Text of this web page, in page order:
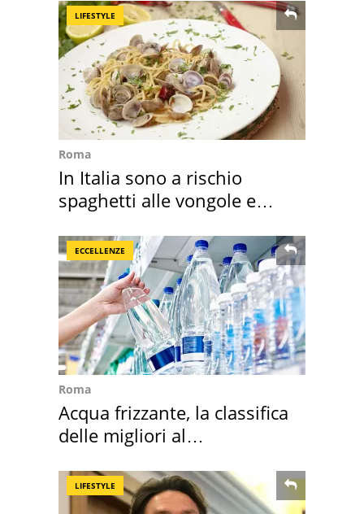
LIFESTYLE
Roma
In Italia sono a rischio
spaghetti alle vongole e
ECCELLENZE
Roma
Acqua frizzante, la classifica
delle migliori al
LIFESTYLE